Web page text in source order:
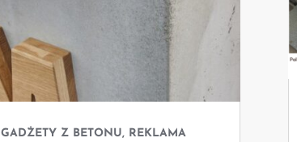
GADŻETY Z BETONU, REKLAMA